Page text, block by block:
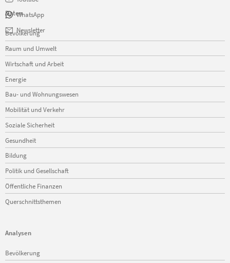
WhatsApp
Newsletter
Daten
Navigation
überspringen
Bevölkerung
Raum und Umwelt
Wirtschaft und Arbeit
Energie
Bau- und Wohnungswesen
Mobilität und Verkehr
Soziale Sicherheit
Gesundheit
Bildung
Politik und Gesellschaft
Öffentliche Finanzen
Querschnittsthemen
Analysen
Navigation
überspringen
Bevölkerung